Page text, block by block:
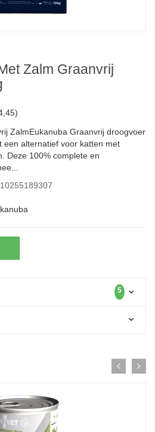
Zalm Graanvrij
ZalmEukanuba Graanvrij droogvoer
een alternatief voor katten met
Deze 100% complete en
5